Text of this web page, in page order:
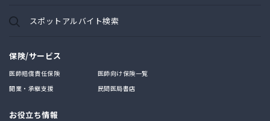
スポットアルバイト検索
保険/サービス
医師賠償責任保険
医師向け保険一覧
開業・承継支援
民間医局書店
お役立ち情報